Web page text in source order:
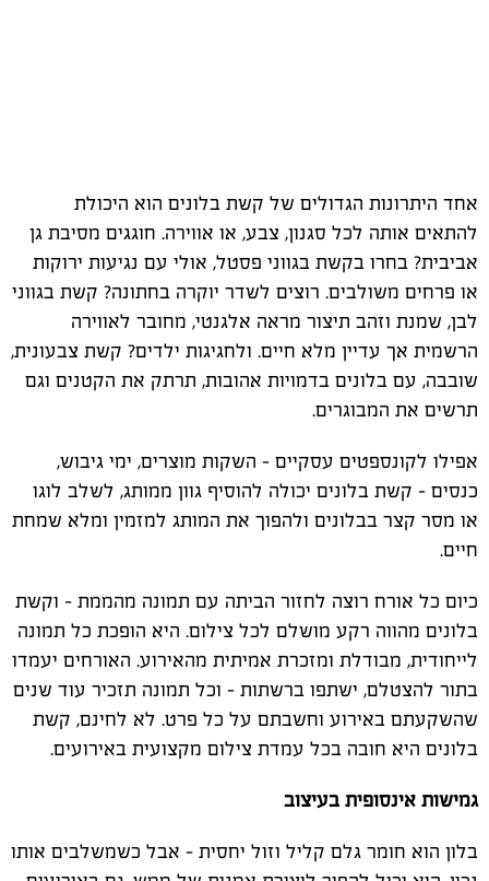
אחד היתרונות הגדולים של קשת בלונים הוא היכולת
להתאים אותה לכל סגנון, צבע, או אווירה. חוגגים מסיבת גן
אביבית? בחרו בקשת בגווני פסטל, אולי עם נגיעות ירוקות
או פרחים משולבים. רוצים לשדר יוקרה בחתונה? קשת בגווני
לבן, שמנת וזהב תיצור מראה אלגנטי, מחובר לאווירה
הרשמית אך עדיין מלא חיים. ולחגיגות ילדים? קשת צבעונית,
שובבה, עם בלונים בדמויות אהובות, תרתק את הקטנים וגם
תרשים את המבוגרים.
אפילו לקונספטים עסקיים – השקות מוצרים, ימי גיבוש,
כנסים – קשת בלונים יכולה להוסיף גוון ממותג, לשלב לוגו
או מסר קצר בבלונים ולהפוך את המותג למזמין ומלא שמחת
חיים.
כיום כל אורח רוצה לחזור הביתה עם תמונה מהממת – וקשת
בלונים מהווה רקע מושלם לכל צילום. היא הופכת כל תמונה
לייחודית, מבודלת ומזכרת אמיתית מהאירוע. האורחים יעמדו
בתור להצטלם, ישתפו ברשתות – וכל תמונה תזכיר עוד שנים
שהשקעתם באירוע וחשבתם על כל פרט. לא לחינם, קשת
בלונים היא חובה בכל עמדת צילום מקצועית באירועים.
גמישות אינסופית בעיצוב
בלון הוא חומר גלם קליל וזול יחסית – אבל כשמשלבים אותו